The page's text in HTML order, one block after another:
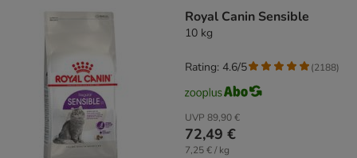
Royal Canin Sensible
10 kg
UVP 89,90 €
72,49 €
7,25 € / kg
Rating: 4.6/5 (2188)